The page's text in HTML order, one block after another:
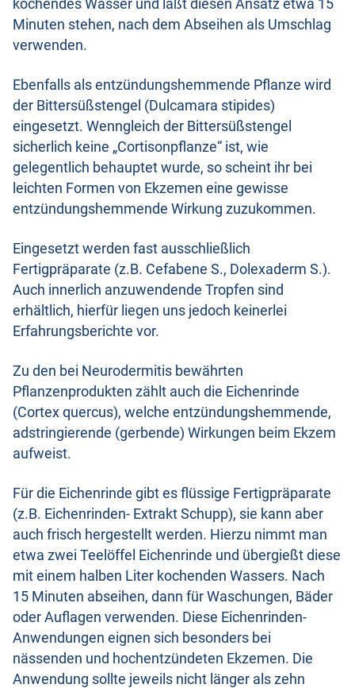
kochendes Wasser und läßt diesen Ansatz etwa 15
Minuten stehen, nach dem Abseihen als Umschlag
verwenden.
Ebenfalls als entzündungshemmende Pflanze wird
der Bittersüßstengel (Dulcamara stipides)
eingesetzt. Wenngleich der Bittersüßstengel
sicherlich keine „Cortisonpflanze“ ist, wie
gelegentlich behauptet wurde, so scheint ihr bei
leichten Formen von Ekzemen eine gewisse
entzündungshemmende Wirkung zuzukommen.
Eingesetzt werden fast ausschließlich
Fertigpräparate (z.B. Cefabene S., Dolexaderm S.).
Auch innerlich anzuwendende Tropfen sind
erhältlich, hierfür liegen uns jedoch keinerlei
Erfahrungsberichte vor.
Zu den bei Neurodermitis bewährten
Pflanzenprodukten zählt auch die Eichenrinde
(Cortex quercus), welche entzündungshemmende,
adstringierende (gerbende) Wirkungen beim Ekzem
aufweist.
Für die Eichenrinde gibt es flüssige Fertigpräparate
(z.B. Eichenrinden- Extrakt Schupp), sie kann aber
auch frisch hergestellt werden. Hierzu nimmt man
etwa zwei Teelöffel Eichenrinde und übergießt diese
mit einem halben Liter kochenden Wassers. Nach
15 Minuten abseihen, dann für Waschungen, Bäder
oder Auflagen verwenden. Diese Eichenrinden-
Anwendungen eignen sich besonders bei
nässenden und hochentzündeten Ekzemen. Die
Anwendung sollte jeweils nicht länger als zehn